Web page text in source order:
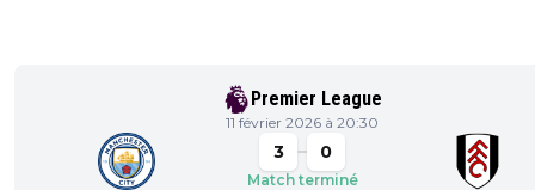
Premier League
11 février 2026 à 20:30
3 0
Match terminé